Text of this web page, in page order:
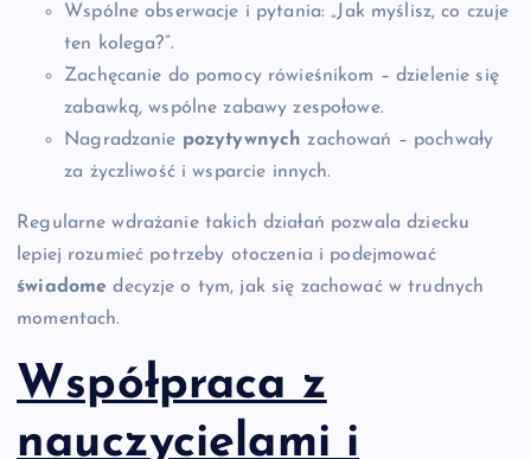
Wspólne obserwacje i pytania: „Jak myślisz, co czuje
ten kolega?”.
Zachęcanie do pomocy rówieśnikom – dzielenie się
zabawką, wspólne zabawy zespołowe.
Nagradzanie pozytywnych zachowań – pochwały
za życzliwość i wsparcie innych.
Regularne wdrażanie takich działań pozwala dziecku
lepiej rozumieć potrzeby otoczenia i podejmować
świadome decyzje o tym, jak się zachować w trudnych
momentach.
Współpraca z
nauczycielami i